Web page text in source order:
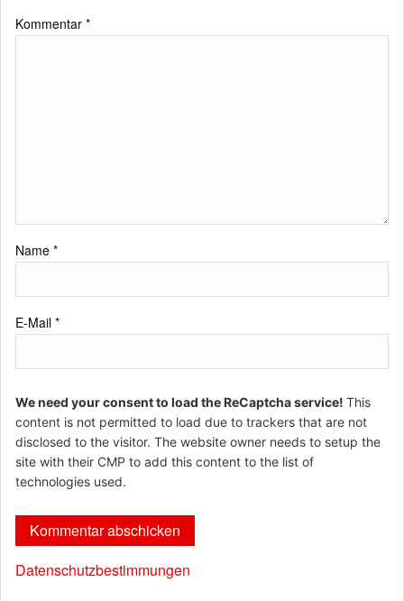
Kommentar *
Name *
E-Mail *
We need your consent to load the ReCaptcha service! This
content is not permitted to load due to trackers that are not
disclosed to the visitor. The website owner needs to setup the
site with their CMP to add this content to the list of
technologies used.
Datenschutzbestimmungen